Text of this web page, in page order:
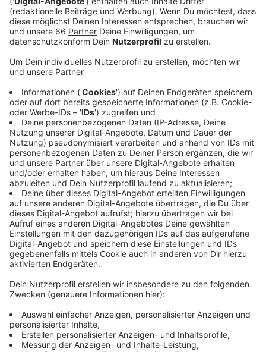
Zu wenig Zebrastreifen, zu wenig hindernisfreie Wege
bemängeln viele Fußgänger in Düsseldorf. Deswegen
zusammen. Über ein Online-Formular können wir alle
noch bis Sonntag Anregungen zur Verbesserung
geben. Offiziell starten die Fußverkehr-Checks dann
am 17. September (2020) mit einem Workshop. Für
den kann man sich auch schon anmelden. Anfang
November möchte die Stadt Düsseldorf dann
mögliche Verbesserungsansätze für Fußgänger
präsentieren.
Anzeige
Mehr Infos zu dem Thema
Anzeige
Wir berichteten zum Start der Planungen im April
Infos der Stadt Düsseldorf